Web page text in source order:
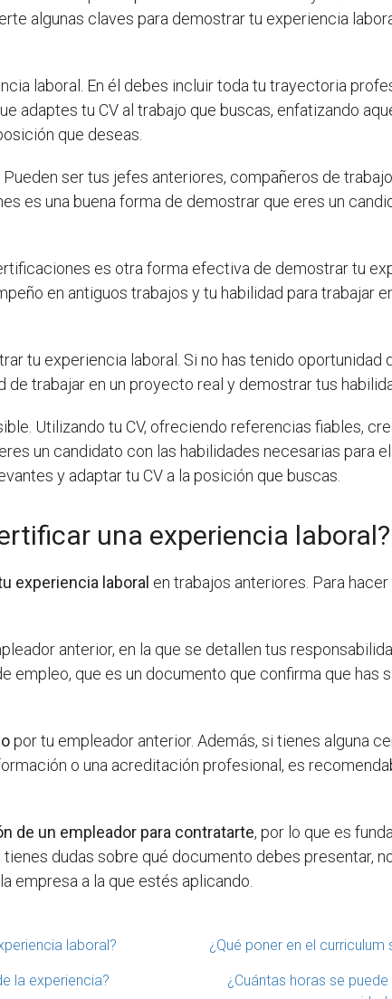
algunas claves para demostrar tu experiencia
laboral. En él debes incluir toda tu trayectoria
adaptes tu CV al trabajo que buscas, enfatizando
que deseas.
ser tus jefes anteriores, compañeros de
es una buena forma de demostrar que eres un
es otra forma efectiva de demostrar tu
en antiguos trabajos y tu habilidad para trabajar
tu experiencia laboral. Si no has tenido oportunidad
trabajar en un proyecto real y demostrar tus
Utilizando tu CV, ofreciendo referencias fiables,
un candidato con las habilidades necesarias para
y adaptar tu CV a la posición que buscas.
una experiencia laboral?
experiencia laboral en trabajos anteriores. Para hacer
anterior, en la que se detallen tus
que es un documento que confirma que has
por tu empleador anterior. Además, si tienes alguna
o una acreditación profesional, es
de un empleador para contratarte, por lo que es
dudas sobre qué documento debes presentar,
empresa a la que estés aplicando.
laboral? ¿Qué poner en el
la experiencia?
¿Cuántas horas se